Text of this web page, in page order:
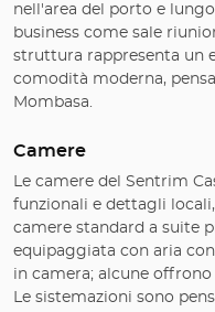
nell'area del porto e
business come sale
struttura rappresenta un
comodità moderna,
Mombasa.
Camere
Le camere del Sentrim
funzionali e dettagli
camere standard a suite
equipaggiata con aria
in camera; alcune
Le sistemazioni sono